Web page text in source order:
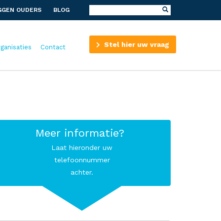
OUDERS BLOG
Contact Stel hier uw vraag
Meer informatie?
Laat hieronder uw
telefoonnummer
achter.